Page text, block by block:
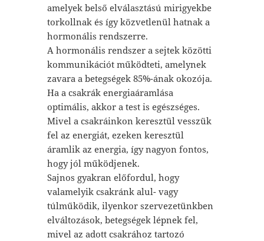
amelyek belső elválasztású mirigyekbe
torkollnak és így közvetlenül hatnak a
hormonális rendszerre.
A hormonális rendszer a sejtek közötti
kommunikációt működteti, amelynek
zavara a betegségek 85%-ának okozója.
Ha a csakrák energiaáramlása
optimális, akkor a test is egészséges.
Mivel a csakráinkon keresztül vesszük
fel az energiát, ezeken keresztül
áramlik az energia, így nagyon fontos,
hogy jól működjenek.
Sajnos gyakran előfordul, hogy
valamelyik csakránk alul- vagy
túlműködik, ilyenkor szervezetünkben
elváltozások, betegségek lépnek fel,
mivel az adott csakrához tartozó